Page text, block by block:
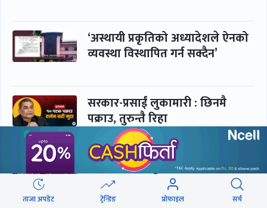
‘अस्थायी प्रकृतिको अध्यादेशले ऐनको
व्यवस्था विस्थापित गर्न सक्दैन’
सरकार-प्रसाईं लुकामारी : छिनमै
पक्राउ, तुरुन्तै रिहा
‘कामचलाउ’ नेतृत्वले थलियो स्वास्थ्य
क्षेत्र
ताजा अपडेट ट्रेन्डिङ प्रोफाइल सर्च